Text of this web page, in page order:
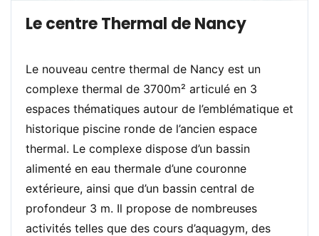
Le centre Thermal de Nancy
Le nouveau centre thermal de Nancy est un
complexe thermal de 3700m² articulé en 3
espaces thématiques autour de l’emblématique et
historique piscine ronde de l’ancien espace
thermal. Le complexe dispose d’un bassin
alimenté en eau thermale d’une couronne
extérieure, ainsi que d’un bassin central de
profondeur 3 m. Il propose de nombreuses
activités telles que des cours d’aquagym, des